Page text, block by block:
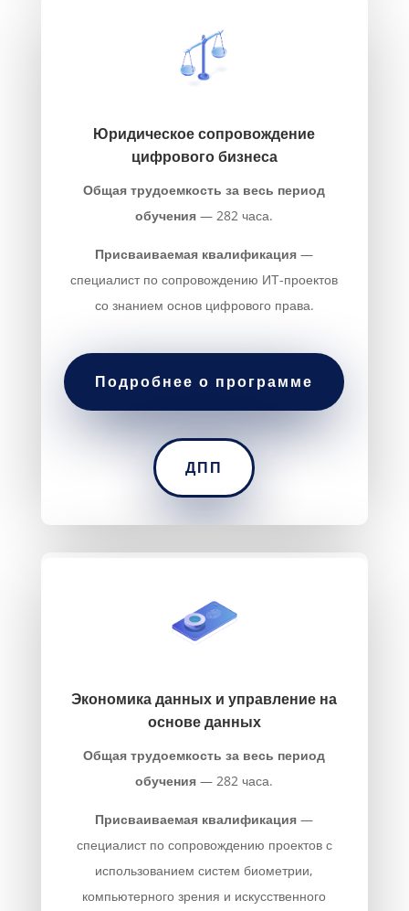
Юридическое сопровождение
цифрового бизнеса
Общая трудоемкость за весь период
обучения — 282 часа.
Присваиваемая квалификация —
специалист по сопровождению ИТ-проектов
со знанием основ цифрового права.
Подробнее о программе
ДПП
Экономика данных и управление на
основе данных
Общая трудоемкость за весь период
обучения — 282 часа.
Присваиваемая квалификация —
специалист по сопровождению проектов с
использованием систем биометрии,
компьютерного зрения и искусственного